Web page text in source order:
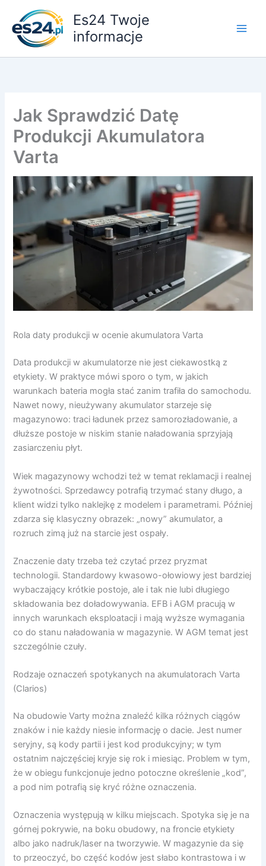
treści
Es24 Twoje
informacje
Jak Sprawdzić Datę
Produkcji Akumulatora
Varta
Rola daty produkcji w ocenie akumulatora Varta
Data produkcji w akumulatorze nie jest ciekawostką z
etykiety. W praktyce mówi sporo o tym, w jakich
warunkach bateria mogła stać zanim trafiła do samochodu.
Nawet nowy, nieużywany akumulator starzeje się
magazynowo: traci ładunek przez samorozładowanie, a
dłuższe postoje w niskim stanie naładowania sprzyjają
zasiarczeniu płyt.
Wiek magazynowy wchodzi też w temat reklamacji i realnej
żywotności. Sprzedawcy potrafią trzymać stany długo, a
klient widzi tylko naklejkę z modelem i parametrami. Później
zdarza się klasyczny obrazek: „nowy” akumulator, a
rozruch zimą już na starcie jest ospały.
Znaczenie daty trzeba też czytać przez pryzmat
technologii. Standardowy kwasowo-ołowiowy jest bardziej
wybaczający krótkie postoje, ale i tak nie lubi długiego
składowania bez doładowywania. EFB i AGM pracują w
innych warunkach eksploatacji i mają wyższe wymagania
co do stanu naładowania w magazynie. W AGM temat jest
szczególnie czuły.
Rodzaje oznaczeń spotykanych na akumulatorach Varta
(Clarios)
Na obudowie Varty można znaleźć kilka różnych ciągów
znaków i nie każdy niesie informację o dacie. Jest numer
seryjny, są kody partii i jest kod produkcyjny; w tym
ostatnim najczęściej kryje się rok i miesiąc. Problem w tym,
że w obiegu funkcjonuje jedno potoczne określenie „kod”,
a pod nim potrafią się kryć różne oznaczenia.
Oznaczenia występują w kilku miejscach. Spotyka się je na
górnej pokrywie, na boku obudowy, na froncie etykiety
albo jako nadruk/laser na tworzywie. W magazynie da się
to przeoczyć, bo część kodów jest słabo kontrastowa i w